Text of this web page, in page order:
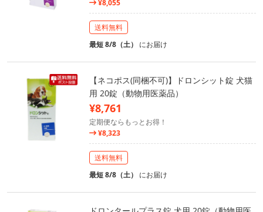
¥8,055
送料無料
最短 8/8（土） にお届け
【ネコポス(同梱不可)】ドロンシット錠 犬猫
用 20錠（動物用医薬品）
¥8,761
定期便ならもっとお得！
¥8,323
送料無料
最短 8/8（土） にお届け